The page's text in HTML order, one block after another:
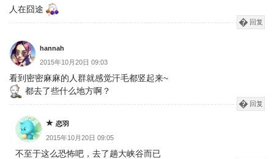
人在囧途
回复
hannah
2015年10月20日 09:03
看到密密麻麻的人群就感觉汗毛都竖起来~
都去了些什么地方啊？
回复
恋羽
2015年10月20日 09:05
不至于这么恐怖吧，去了趟大峡谷而已